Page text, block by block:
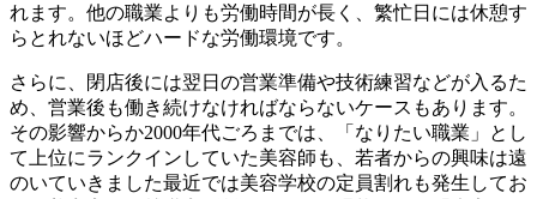
れます。他の職業よりも労働時間が長く、繁忙日には休憩す
らとれないほどハードな労働環境です。
さらに、閉店後には翌日の営業準備や技術練習などが入るた
め、営業後も働き続けなければならないケースもあります。
その影響からか2000年代ごろまでは、「なりたい職業」とし
て上位にランクインしていた美容師も、若者からの興味は遠
のいていきました最近では美容学校の定員割れも発生してお